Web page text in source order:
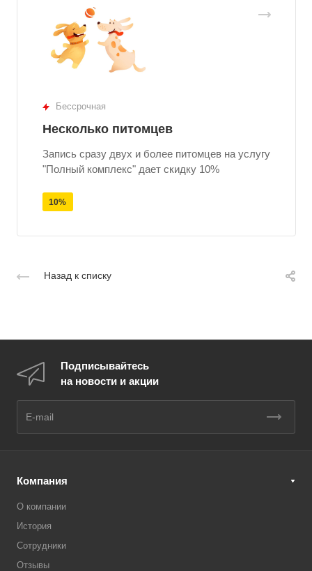
Бессрочная
Несколько питомцев
Запись сразу двух и более питомцев на услугу
"Полный комплекс" дает скидку 10%
10%
Назад к списку
Подписывайтесь
на новости и акции
Компания
О компании
История
Сотрудники
Отзывы